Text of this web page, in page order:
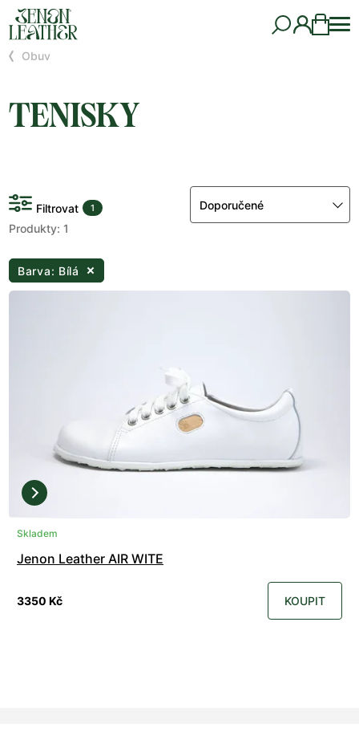
Obuv
TENISKY
Filtrovat 1
Produkty: 1
Doporučené
Barva: Bílá
Skladem
Jenon Leather AIR WITE
3350 Kč KOUPIT